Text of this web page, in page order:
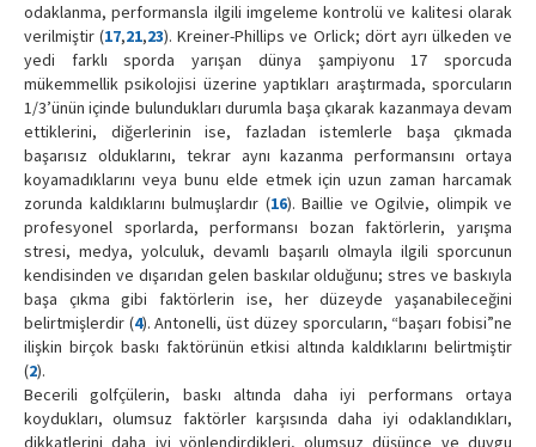
odaklanma, performansla ilgili imgeleme kontrolü ve kalitesi olarak
verilmiştir (17,21,23). Kreiner-Phillips ve Orlick; dört ayrı ülkeden ve
yedi farklı sporda yarışan dünya şampiyonu 17 sporcuda
mükemmellik psikolojisi üzerine yaptıkları araştırmada, sporcuların
1/3’ünün içinde bulundukları durumla başa çıkarak kazanmaya devam
ettiklerini, diğerlerinin ise, fazladan istemlerle başa çıkmada
başarısız olduklarını, tekrar aynı kazanma performansını ortaya
koyamadıklarını veya bunu elde etmek için uzun zaman harcamak
zorunda kaldıklarını bulmuşlardır (16). Baillie ve Ogilvie, olimpik ve
profesyonel sporlarda, performansı bozan faktörlerin, yarışma
stresi, medya, yolculuk, devamlı başarılı olmayla ilgili sporcunun
kendisinden ve dışarıdan gelen baskılar olduğunu; stres ve baskıyla
başa çıkma gibi faktörlerin ise, her düzeyde yaşanabileceğini
belirtmişlerdir (4). Antonelli, üst düzey sporcuların, “başarı fobisi”ne
ilişkin birçok baskı faktörünün etkisi altında kaldıklarını belirtmiştir
(2).
Becerili golfçülerin, baskı altında daha iyi performans ortaya
koydukları, olumsuz faktörler karşısında daha iyi odaklandıkları,
dikkatlerini daha iyi yönlendirdikleri, olumsuz düşünce ve duygu